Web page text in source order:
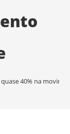
40% na